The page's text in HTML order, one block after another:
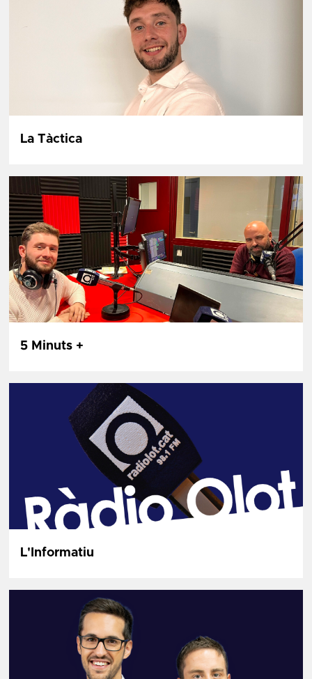
La Tàctica
5 Minuts +
L'Informatiu